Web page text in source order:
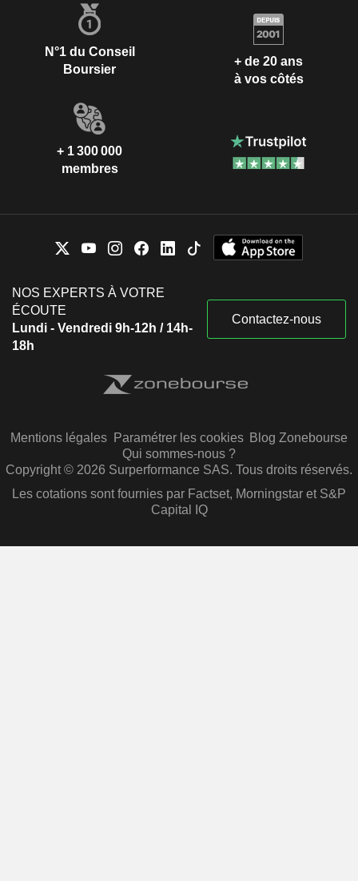
N°1 du Conseil
Boursier
+ de 20 ans
à vos côtés
+ 1 300 000
membres
NOS EXPERTS À VOTRE
ÉCOUTE
Lundi - Vendredi 9h-12h / 14h-
18h
Contactez-nous
Mentions légales Paramétrer les cookies Blog Zonebourse
Qui sommes-nous ?
Copyright © 2026 Surperformance SAS. Tous droits réservés.
Les cotations sont fournies par Factset, Morningstar et S&P
Capital IQ